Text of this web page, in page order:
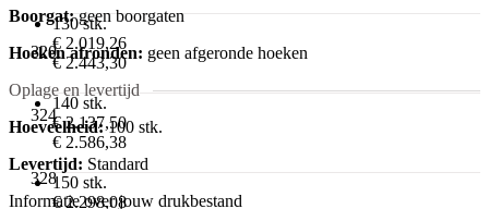
320
324
328
130 stk.
€ 2.019,26
€ 2.443,30
140 stk.
€ 2.137,50
€ 2.586,38
150 stk.
€ 2.298,08
Boorgat: geen boorgaten
Hoeken afronden: geen afgeronde hoeken
Oplage en levertijd
Hoeveelheid: 100 stk.
Levertijd: Standard
Informatie over jouw drukbestand